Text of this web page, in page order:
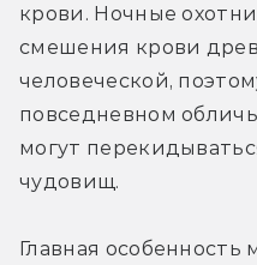
крови. Ночные
смешения крови
человеческой,
повседневном
могут
чудовищ.
Главная